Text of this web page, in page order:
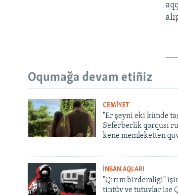
Oqumağa devam etiñiz
CEMİYET
"Er şeyni eki künde
Seferberlik qorqusı
kene memleketten
İNSAN AQLARI
"Qırım birdemligi"
tintüv ve tutuvlar ise